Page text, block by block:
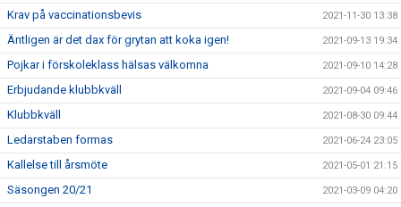
Krav på vaccinationsbevis 2021-11-30 13:38
Äntligen är det dax för grytan att koka igen! 2021-09-13 19:34
Pojkar i förskoleklass hälsas välkomna 2021-09-10 14:28
Erbjudande klubbkväll 2021-09-04 09:46
Klubbkväll 2021-08-30 09:44
Ledarstaben formas 2021-06-24 23:05
Kallelse till årsmöte 2021-05-01 21:15
Säsongen 20/21 2021-03-09 04:20